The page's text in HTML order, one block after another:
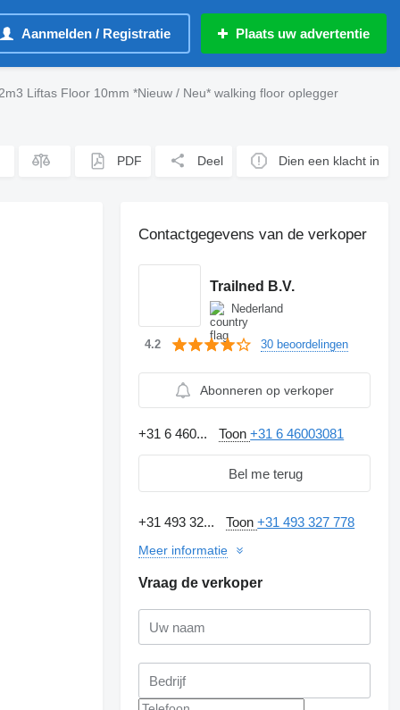
Aanmelden / Registratie Plaats uw advertentie
Liftas Floor 10mm *Nieuw / Neu* walking floor oplegger
PDF Deel Dien een klacht in
Contactgegevens van de verkoper
Trailned B.V.
Nederland
4.2 30 beoordelingen
Abonneren op verkoper
+31 6 460... Toon+31 6 46003081
Bel me terug
+31 493 32... Toon+31 493 327 778
Meer informatie
Vraag de verkoper